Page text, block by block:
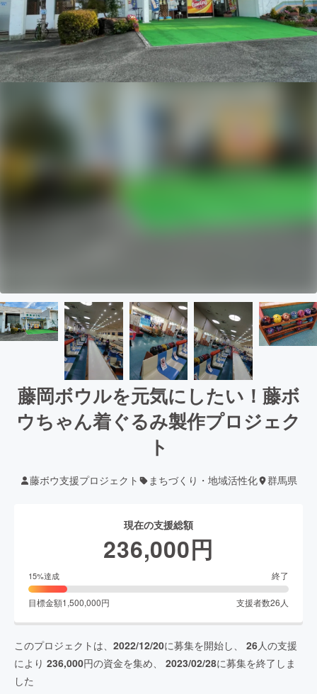
藤岡ボウルを元気にしたい！藤ボ
ウちゃん着ぐるみ製作プロジェク
ト
藤ボウ支援プロジェクト まちづくり・地域活性化 群馬県
現在の支援総額
236,000円
15%達成 終了
目標金額1,500,000円 支援者数26 人
このプロジェクトは、 2022/12/20に募集を開始し、 26人の支援
により 236,000円の資金を集め、 2023/02/28に募集を終了しま
した